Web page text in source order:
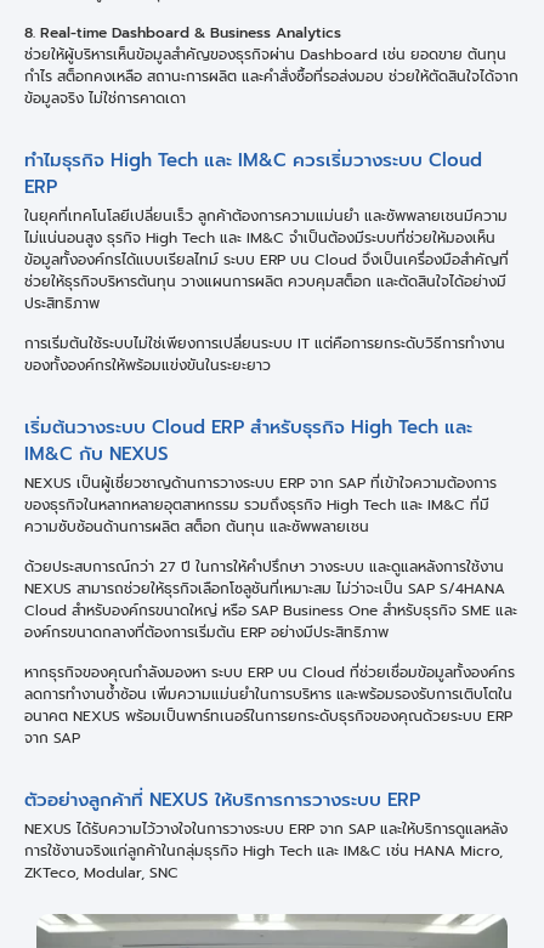
8. Real-time Dashboard & Business Analytics
ช่วยให้ผู้บริหารเห็นข้อมูลสำคัญของธุรกิจผ่าน Dashboard เช่น ยอดขาย ต้นทุน
กำไร สต็อกคงเหลือ สถานะการผลิต และคำสั่งซื้อที่รอส่งมอบ ช่วยให้ตัดสินใจได้จาก
ข้อมูลจริง ไม่ใช่การคาดเดา
ทำไมธุรกิจ High Tech และ IM&C ควรเริ่มวางระบบ Cloud
ERP
ในยุคที่เทคโนโลยีเปลี่ยนเร็ว ลูกค้าต้องการความแม่นยำ และซัพพลายเชนมีความ
ไม่แน่นอนสูง ธุรกิจ High Tech และ IM&C จำเป็นต้องมีระบบที่ช่วยให้มองเห็น
ข้อมูลทั้งองค์กรได้แบบเรียลไทม์ ระบบ ERP บน Cloud จึงเป็นเครื่องมือสำคัญที่
ช่วยให้ธุรกิจบริหารต้นทุน วางแผนการผลิต ควบคุมสต็อก และตัดสินใจได้อย่างมี
ประสิทธิภาพ
การเริ่มต้นใช้ระบบไม่ใช่เพียงการเปลี่ยนระบบ IT แต่คือการยกระดับวิธีการทำงาน
ของทั้งองค์กรให้พร้อมแข่งขันในระยะยาว
เริ่มต้นวางระบบ Cloud ERP สำหรับธุรกิจ High Tech และ
IM&C กับ NEXUS
NEXUS เป็นผู้เชี่ยวชาญด้านการวางระบบ ERP จาก SAP ที่เข้าใจความต้องการ
ของธุรกิจในหลากหลายอุตสาหกรรม รวมถึงธุรกิจ High Tech และ IM&C ที่มี
ความซับซ้อนด้านการผลิต สต็อก ต้นทุน และซัพพลายเชน
ด้วยประสบการณ์กว่า 27 ปี ในการให้คำปรึกษา วางระบบ และดูแลหลังการใช้งาน
NEXUS สามารถช่วยให้ธุรกิจเลือกโซลูชันที่เหมาะสม ไม่ว่าจะเป็น SAP S/4HANA
Cloud สำหรับองค์กรขนาดใหญ่ หรือ SAP Business One สำหรับธุรกิจ SME และ
องค์กรขนาดกลางที่ต้องการเริ่มต้น ERP อย่างมีประสิทธิภาพ
หากธุรกิจของคุณกำลังมองหา ระบบ ERP บน Cloud ที่ช่วยเชื่อมข้อมูลทั้งองค์กร
ลดการทำงานซ้ำซ้อน เพิ่มความแม่นยำในการบริหาร และพร้อมรองรับการเติบโตใน
อนาคต NEXUS พร้อมเป็นพาร์ทเนอร์ในการยกระดับธุรกิจของคุณด้วยระบบ ERP
จาก SAP
ตัวอย่างลูกค้าที่ NEXUS ให้บริการการวางระบบ ERP
NEXUS ได้รับความไว้วางใจในการวางระบบ ERP จาก SAP และให้บริการดูแลหลัง
การใช้งานจริงแก่ลูกค้าในกลุ่มธุรกิจ High Tech และ IM&C เช่น HANA Micro,
ZKTeco, Modular, SNC